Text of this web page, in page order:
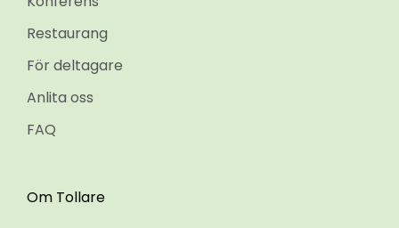
Restaurang
För deltagare
Anlita oss
FAQ
Om Tollare